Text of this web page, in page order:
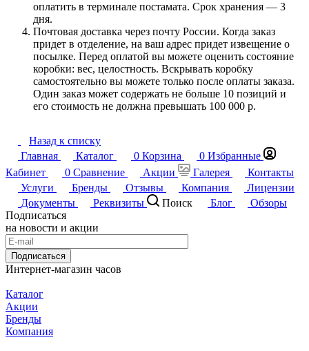
оплатить в терминале постамата. Срок хранения — 3
дня.
Почтовая доставка через почту России. Когда заказ
придет в отделение, на ваш адрес придет извещение о
посылке. Перед оплатой вы можете оценить состояние
коробки: вес, целостность. Вскрывать коробку
самостоятельно вы можете только после оплаты заказа.
Один заказ может содержать не больше 10 позиций и
его стоимость не должна превышать 100 000 р.
Назад к списку
Главная
Каталог 0 Корзина 0 Избранные
Кабинет
0 Сравнение Акции Галерея
Контакты
Услуги
Бренды Отзывы Компания
Лицензии
Документы
Реквизиты Поиск Блог
Обзоры
Подписаться
на новости и акции
Подписаться
Интернет-магазин часов
Каталог
Акции
Бренды
Компания